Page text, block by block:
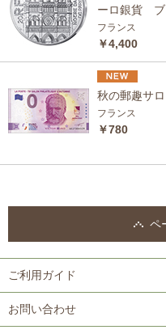
ーロ銀貨 ブ
フランス
￥4,400
秋の郵趣サ
フランス
￥780
ペ
ご利用ガイド
お問い合わせ